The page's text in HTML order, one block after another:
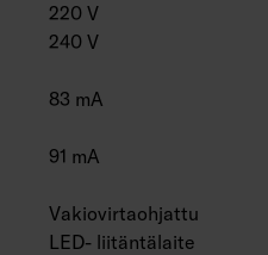
220 V
240 V
83 mA
91 mA
Vakiovirtaohjattu
LED- liitäntälaite